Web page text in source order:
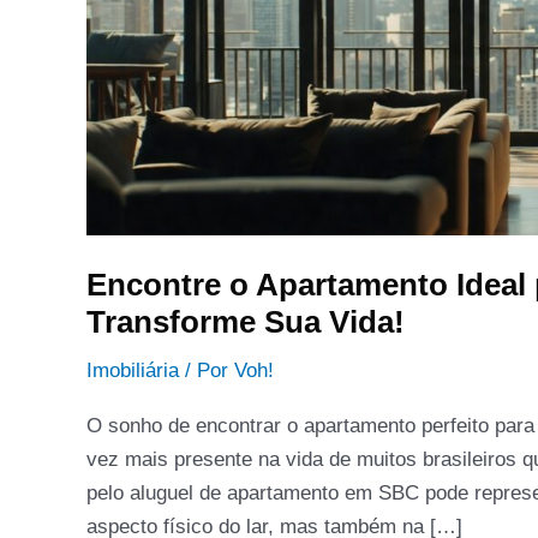
Encontre o Apartamento Ideal
Transforme Sua Vida!
Imobiliária / Por Voh!
O sonho de encontrar o apartamento perfeito
vez mais presente na vida de muitos brasileiros
pelo aluguel de apartamento em SBC pode
aspecto físico do lar, mas também na […]
Transforme
Vida!